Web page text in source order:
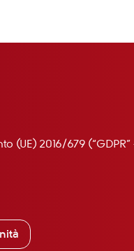
(UE) 2016/679